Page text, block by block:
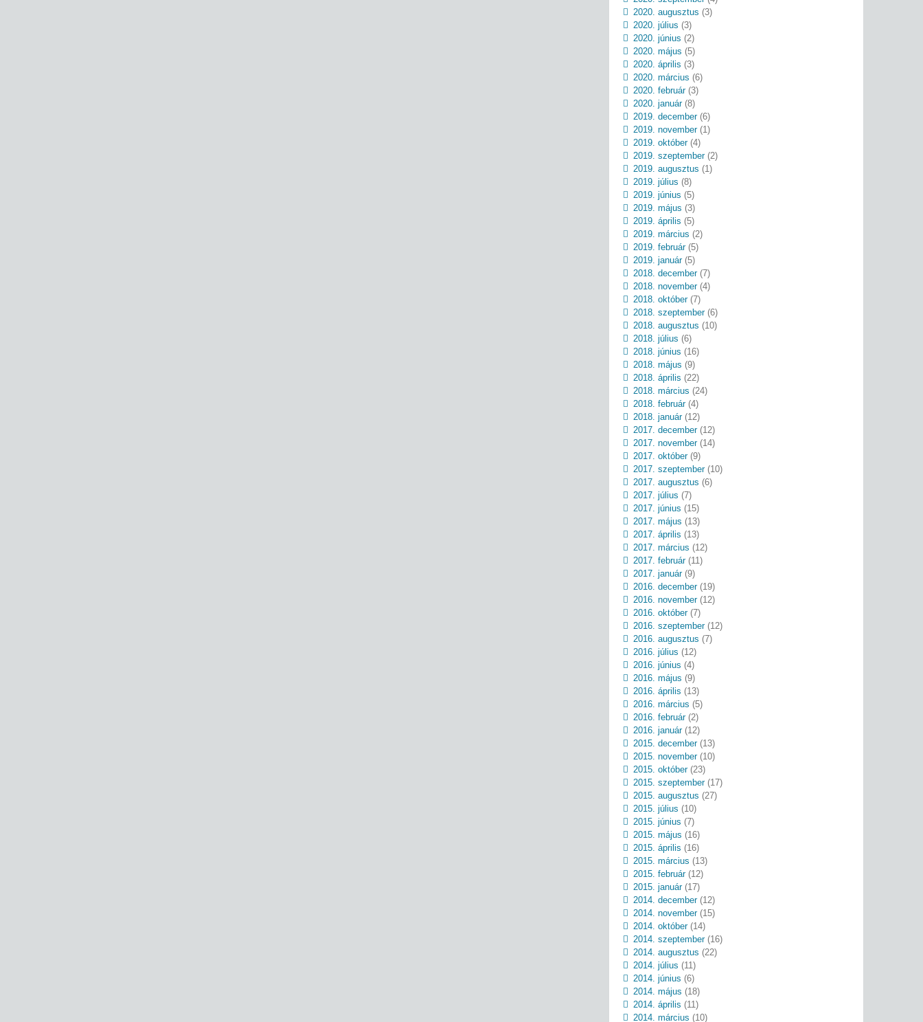
2020. augusztus (3)
2020. július (3)
2020. június (2)
2020. május (5)
2020. április (3)
2020. március (6)
2020. február(3)
2020. január(8)
2019. december(6)
2019. november(1)
2019. október(4)
2019. szeptember(2)
2019. augusztus (1)
2019. július (8)
2019. június (5)
2019. május (3)
2019. április (5)
2019. március (2)
2019. február(5)
2019. január(5)
2018. december(7)
2018. november(4)
2018. október(7)
2018. szeptember(6)
2018. augusztus (10)
2018. július (6)
2018. június (16)
2018. május (9)
2018. április (22)
2018. március (24)
2018. február(4)
2018. január(12)
2017. december(12)
2017. november(14)
2017. október(9)
2017. szeptember(10)
2017. augusztus (6)
2017. július (7)
2017. június (15)
2017. május (13)
2017. április (13)
2017. március (12)
2017. február(11)
2017. január(9)
2016. december(19)
2016. november(12)
2016. október(7)
2016. szeptember(12)
2016. augusztus (7)
2016. július (12)
2016. június (4)
2016. május (9)
2016. április (13)
2016. március (5)
2016. február(2)
2016. január(12)
2015. december(13)
2015. november(10)
2015. október(23)
2015. szeptember(17)
2015. augusztus (27)
2015. július (10)
2015. június (7)
2015. május (16)
2015. április (16)
2015. március (13)
2015. február(12)
2015. január(17)
2014. december(12)
2014. november(15)
2014. október(14)
2014. szeptember(16)
2014. augusztus (22)
2014. július (11)
2014. június (6)
2014. május (18)
2014. április (11)
2014. március (10)